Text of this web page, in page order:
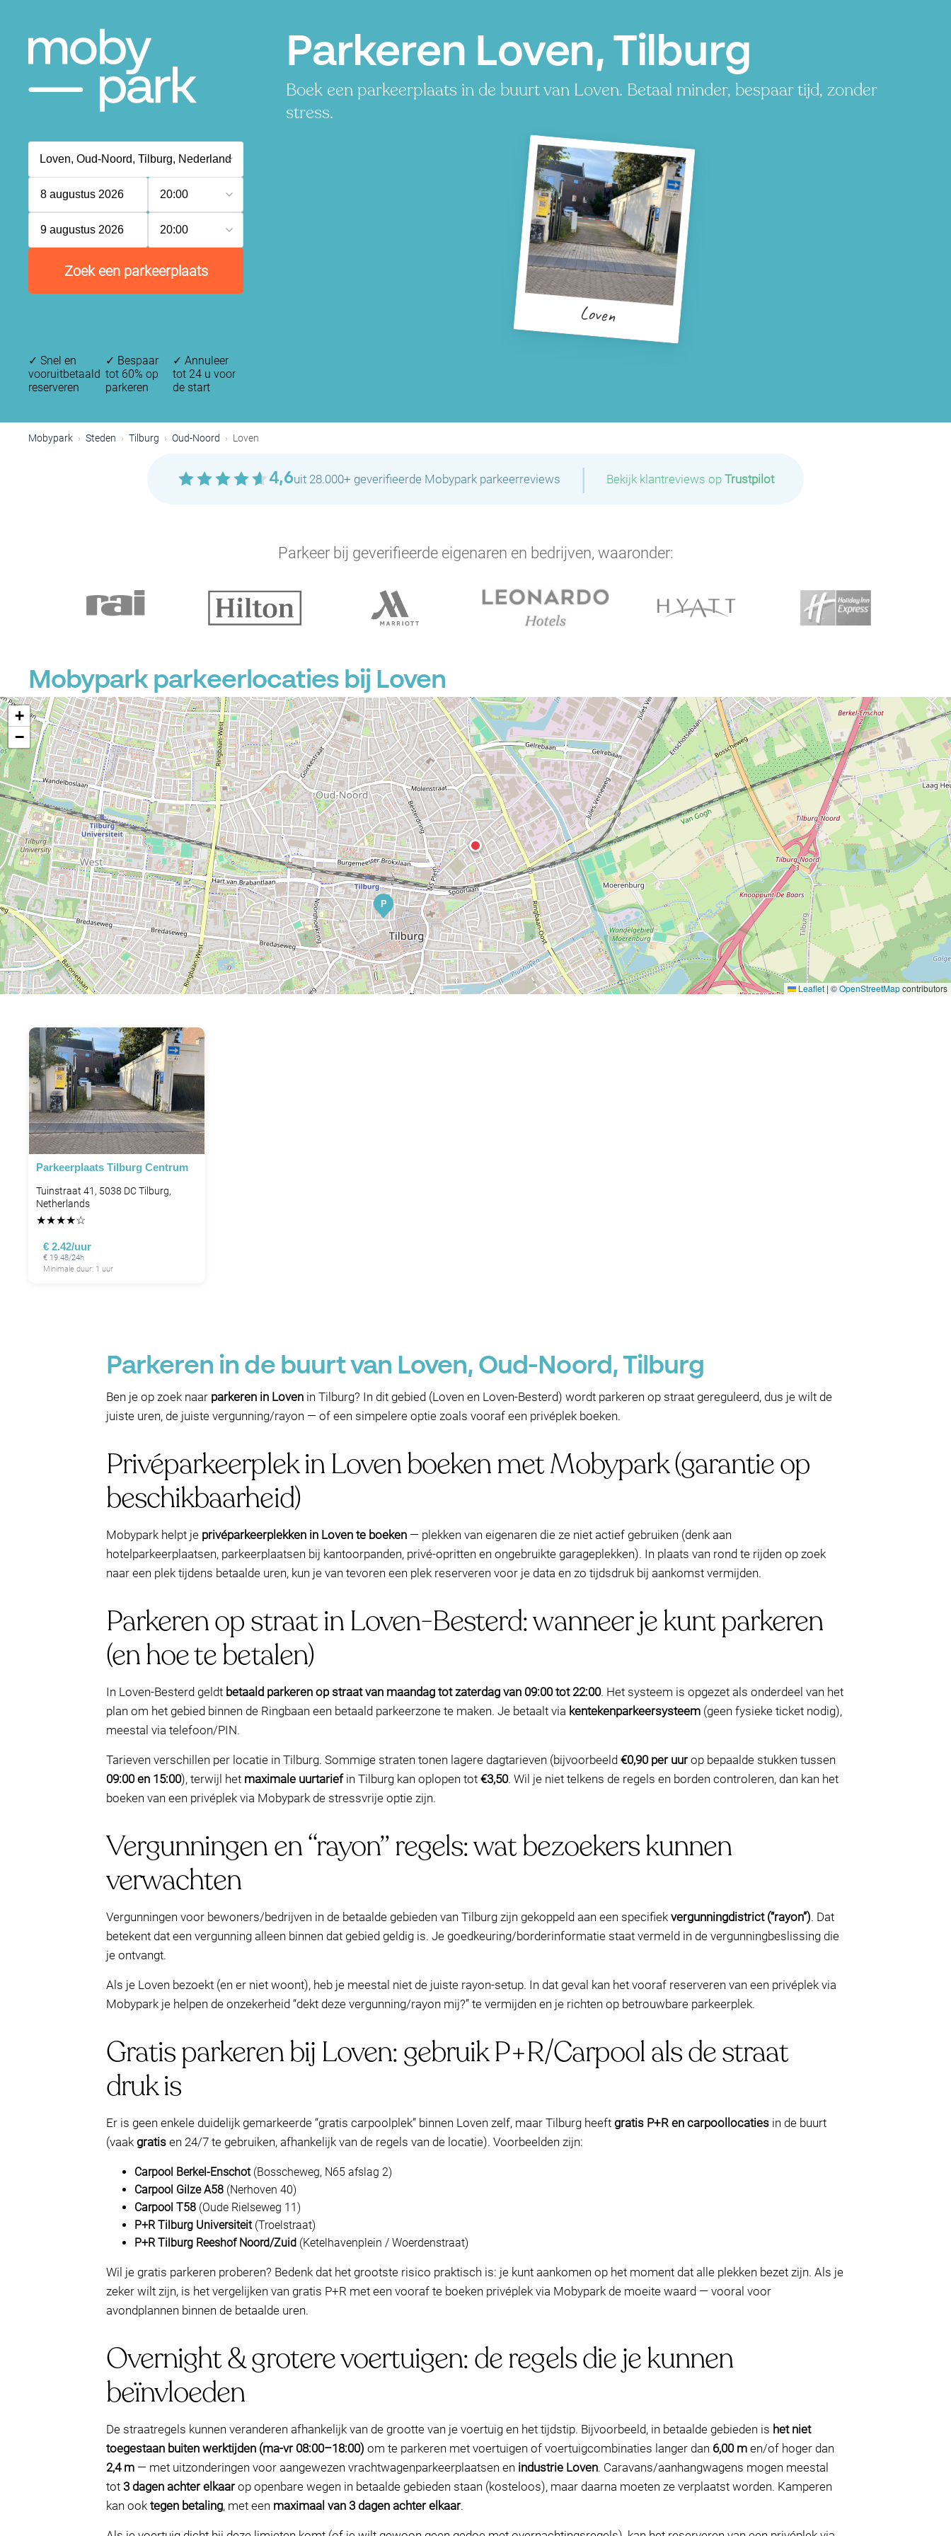
Parkeren Loven, Tilburg
Boek een parkeerplaats in de buurt van Loven. Betaal minder, bespaar tijd, zonder
stress.
8 augustus 2026 20:00
9 augustus 2026 20:00
Zoek een parkeerplaats
Loven
✓ Snel en
vooruitbetaald
reserveren
✓ Bespaar
tot 60% op
parkeren
✓ Annuleer
tot 24 u voor
de start
Mobypark Steden Tilburg Oud-Noord Loven
4,6uit 28.000+ geverifieerde Mobypark parkeerreviews | Bekijk klantreviews op Trustpilot
Parkeer bij geverifieerde eigenaren en bedrijven, waaronder:
Mobypark parkeerlocaties bij Loven
P
+
−
Leaflet | ©OpenStreetMapcontributors
Parkeerplaats Tilburg Centrum
Tuinstraat 41, 5038 DC Tilburg,
Netherlands
★★★★☆
€ 2.42/uur
€ 19.48/24h
Minimale duur: 1 uur
Parkeren in de buurt van Loven, Oud-Noord, Tilburg
Ben je op zoek naar parkeren in Loven in Tilburg? In dit gebied (Loven en Loven-Besterd) wordt parkeren op straat gereguleerd, dus je wilt de
juiste uren, de juiste vergunning/rayon — of een simpelere optie zoals vooraf een privéplek boeken.
Privéparkeerplek in Loven boeken met Mobypark (garantie op
beschikbaarheid)
Mobypark helpt je privéparkeerplekken in Loven te boeken — plekken van eigenaren die ze niet actief gebruiken (denk aan
hotelparkeerplaatsen, parkeerplaatsen bij kantoorpanden, privé-opritten en ongebruikte garageplekken). In plaats van rond te rijden op zoek
naar een plek tijdens betaalde uren, kun je van tevoren een plek reserveren voor je data en zo tijdsdruk bij aankomst vermijden.
Parkeren op straat in Loven-Besterd: wanneer je kunt parkeren
(en hoe te betalen)
In Loven-Besterd geldt betaald parkeren op straat van maandag tot zaterdag van 09:00 tot 22:00. Het systeem is opgezet als onderdeel van het
plan om het gebied binnen de Ringbaan een betaald parkeerzone te maken. Je betaalt via kentekenparkeersysteem (geen fysieke ticket nodig),
meestal via telefoon/PIN.
Tarieven verschillen per locatie in Tilburg. Sommige straten tonen lagere dagtarieven (bijvoorbeeld €0,90 per uurop bepaalde stukken tussen
09:00 en 15:00), terwijl het maximale uurtariefin Tilburg kan oplopen tot €3,50. Wil je niet telkens de regels en borden controleren, dan kan het
boeken van een privéplek via Mobypark de stressvrije optie zijn.
Vergunningen en “rayon” regels: wat bezoekers kunnen
verwachten
Vergunningen voor bewoners/bedrijven in de betaalde gebieden van Tilburg zijn gekoppeld aan een specifiek vergunningdistrict (“rayon”). Dat
betekent dat een vergunning alleen binnen dat gebied geldig is. Je goedkeuring/borderinformatie staat vermeld in de vergunningbeslissing die
je ontvangt.
Als je Loven bezoekt (en er niet woont), heb je meestal niet de juiste rayon-setup. In dat geval kan het vooraf reserveren van een privéplek via
Mobypark je helpen de onzekerheid “dekt deze vergunning/rayon mij?” te vermijden en je richten op betrouwbare parkeerplek.
Gratis parkeren bij Loven: gebruik P+R/Carpool als de straat
druk is
Er is geen enkele duidelijk gemarkeerde “gratis carpoolplek” binnen Loven zelf, maar Tilburg heeft gratis P+R en carpoollocaties in de buurt
(vaak gratis en 24/7 te gebruiken, afhankelijk van de regels van de locatie). Voorbeelden zijn:
Carpool Berkel-Enschot(Bosscheweg, N65 afslag 2)
Carpool Gilze A58 (Nerhoven 40)
Carpool T58 (Oude Rielseweg 11)
P+R Tilburg Universiteit(Troelstraat)
P+R Tilburg Reeshof Noord/Zuid (Ketelhavenplein / Woerdenstraat)
Wil je gratis parkeren proberen? Bedenk dat het grootste risico praktisch is: je kunt aankomen op het moment dat alle plekken bezet zijn. Als je
zeker wilt zijn, is het vergelijken van gratis P+R met een vooraf te boeken privéplek via Mobypark de moeite waard — vooral voor
avondplannen binnen de betaalde uren.
Overnight & grotere voertuigen: de regels die je kunnen
beïnvloeden
De straatregels kunnen veranderen afhankelijk van de grootte van je voertuig en het tijdstip. Bijvoorbeeld, in betaalde gebieden is het niet
toegestaan buiten werktijden (ma-vr 08:00–18:00) om te parkeren met voertuigen of voertuigcombinaties langer dan 6,00 m en/of hoger dan
2,4 m — met uitzonderingen voor aangewezen vrachtwagenparkeerplaatsen en industrie Loven. Caravans/aanhangwagens mogen meestal
tot 3 dagen achter elkaarop openbare wegen in betaalde gebieden staan (kosteloos), maar daarna moeten ze verplaatst worden. Kamperen
kan ook tegen betaling, met een maximaal van 3 dagen achter elkaar.